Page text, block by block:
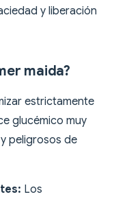
y liberación
maida?
estrictamente
glucémico muy
peligrosos de
Los